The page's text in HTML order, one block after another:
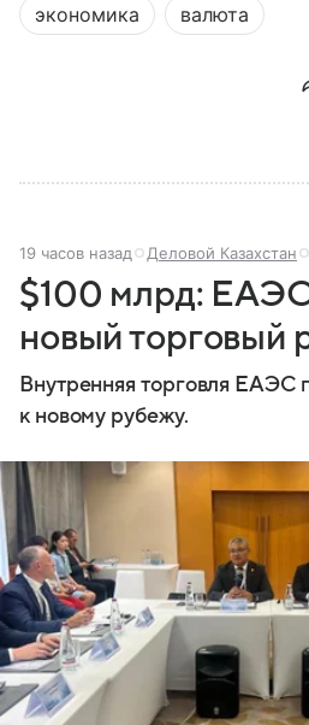
экономика валюта
19 часов назад Деловой Казахстан
$100 млрд: ЕАЭС
новый торговый
Внутренняя торговля ЕАЭС
к новому рубежу.